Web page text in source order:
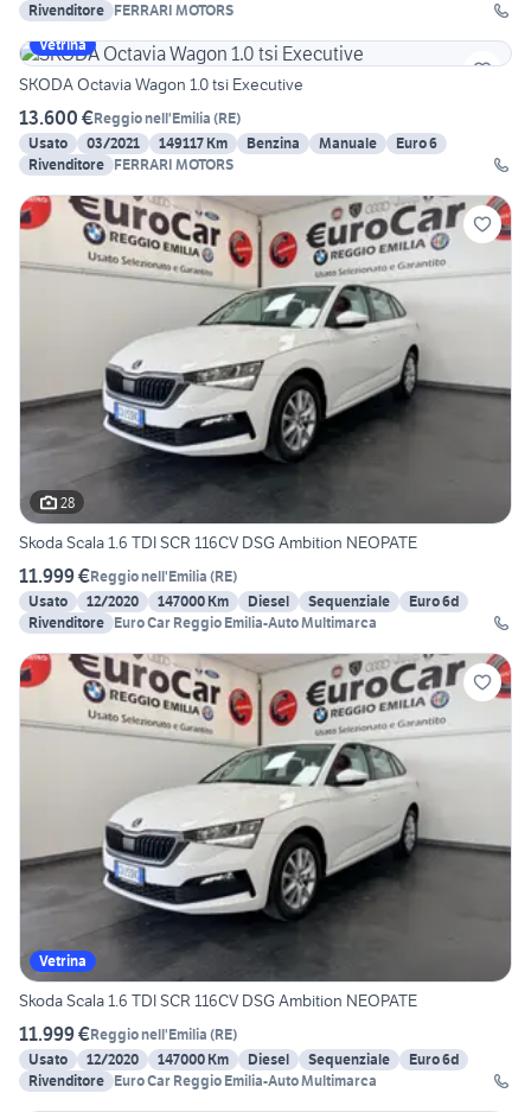
Rivenditore FERRARI MOTORS
Vetrina
SKODA Octavia Wagon 1.0 tsi Executive
13.600 €Reggio nell'Emilia (RE)
Usato
03/2021 149117 Km Benzina Manuale
Euro 6
Rivenditore FERRARI MOTORS
28
Skoda Scala 1.6 TDI SCR 116CV DSG Ambition NEOPATE
11.999 €Reggio nell'Emilia (RE)
Usato
12/2020 147000 Km Diesel Sequenziale
Euro 6d
Rivenditore Euro Car Reggio Emilia-Auto Multimarca
Vetrina
Skoda Scala 1.6 TDI SCR 116CV DSG Ambition NEOPATE
11.999 €Reggio nell'Emilia (RE)
Usato
12/2020 147000 Km Diesel Sequenziale
Euro 6d
Rivenditore Euro Car Reggio Emilia-Auto Multimarca